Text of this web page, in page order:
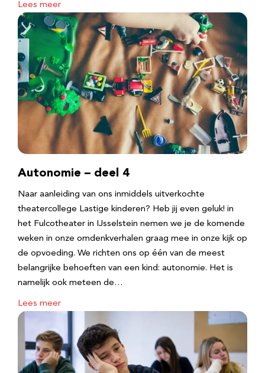
Lees meer
Autonomie – deel 4
Naar aanleiding van ons inmiddels uitverkochte
theatercollege Lastige kinderen? Heb jij even geluk! in
het Fulcotheater in IJsselstein nemen we je de komende
weken in onze omdenkverhalen graag mee in onze kijk op
de opvoeding. We richten ons op één van de meest
belangrijke behoeften van een kind: autonomie. Het is
namelijk ook meteen de…
Lees meer